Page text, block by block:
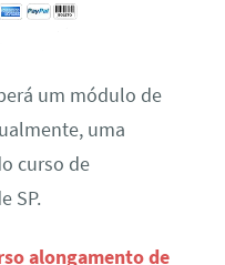
um módulo de
uma
curso de
SP.
alongamento de